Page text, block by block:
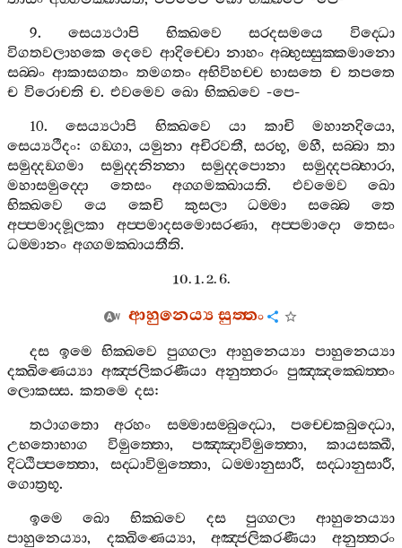
9. සෙය්‍යථාපි භික‍්ඛවෙ සරදසමයෙ
විද‍්ධො
විගතවලාහකෙ දෙවෙ ආදිච‍්චො නාහං අබ‍්භුස‍්සුක‍්කමානො
සබ‍්බං ආකාසගතං තමගතං අභිවිහච‍්ච භාසතෙ ච තපතෙ
ච විරොචති ච. එවමෙව ඛො භික‍්ඛවෙ -පෙ-
10.සෙය්‍යථාපි භික‍්ඛවෙ යා කාචි මහානදියො,
සෙය්‍යථීදං: ගඞ‍්ගා,යමුනා අචිරවතී,සරභූ, මහී,සබ‍්බා තා
සමුද‍්දඞ‍්ගමා
සමුද‍්දනින‍්නා සමුද‍්දපොනා සමුද‍්දපබ‍්භාරා,
මහාසමුද‍්දො
තෙසං අග‍්ගමක‍්ඛායති. එවමෙව
ඛො
භික‍්ඛවෙ
යෙ කෙචි කුසලා ධම‍්මා සබ‍්බෙ
තෙ
අප‍්පමාදමූලකා
අප‍්පමාදසමොසරණා, අප‍්පමාදො
තෙසං
ධම‍්මානං අග‍්ගමක‍්ඛායතීති.
10. 1. 2. 6.
ආහුනෙය්‍යසුත‍්තං
දස ඉමෙ භික‍්ඛවෙ පුග‍්ගලා ආහුනෙය්‍යා පාහුනෙය්‍යා
දක‍්ඛිණෙය්‍යා අඤ‍්ජලිකරණීයා අනුත‍්තරං පුඤ‍්ඤක‍්ඛෙත‍්තං
ලොකස‍්ස. කතමෙ දස:
තථාගතො
අරහං සම‍්මාසම‍්බුද‍්ධො,පච‍්චෙකබුද‍්ධො,
උභතොභාග
විමුත‍්තො,පඤ‍්ඤාවිමුත‍්තො,කායසක‍්ඛී,
දිට‍්ඨිප‍්පත‍්තො, සද‍්ධාවිමුත‍්තො,ධම‍්මානුසාරී,සද‍්ධානුසාරී,
ගොත්‍රභූ.
ඉමෙ
ඛො භික‍්ඛවෙ දස පුග‍්ගලා
ආහුනෙය්‍යා
පාහුනෙය්‍යා, දක‍්ඛිණෙය්‍යා,අඤ‍්ජලිකරණීයා
අනුත‍්තරං